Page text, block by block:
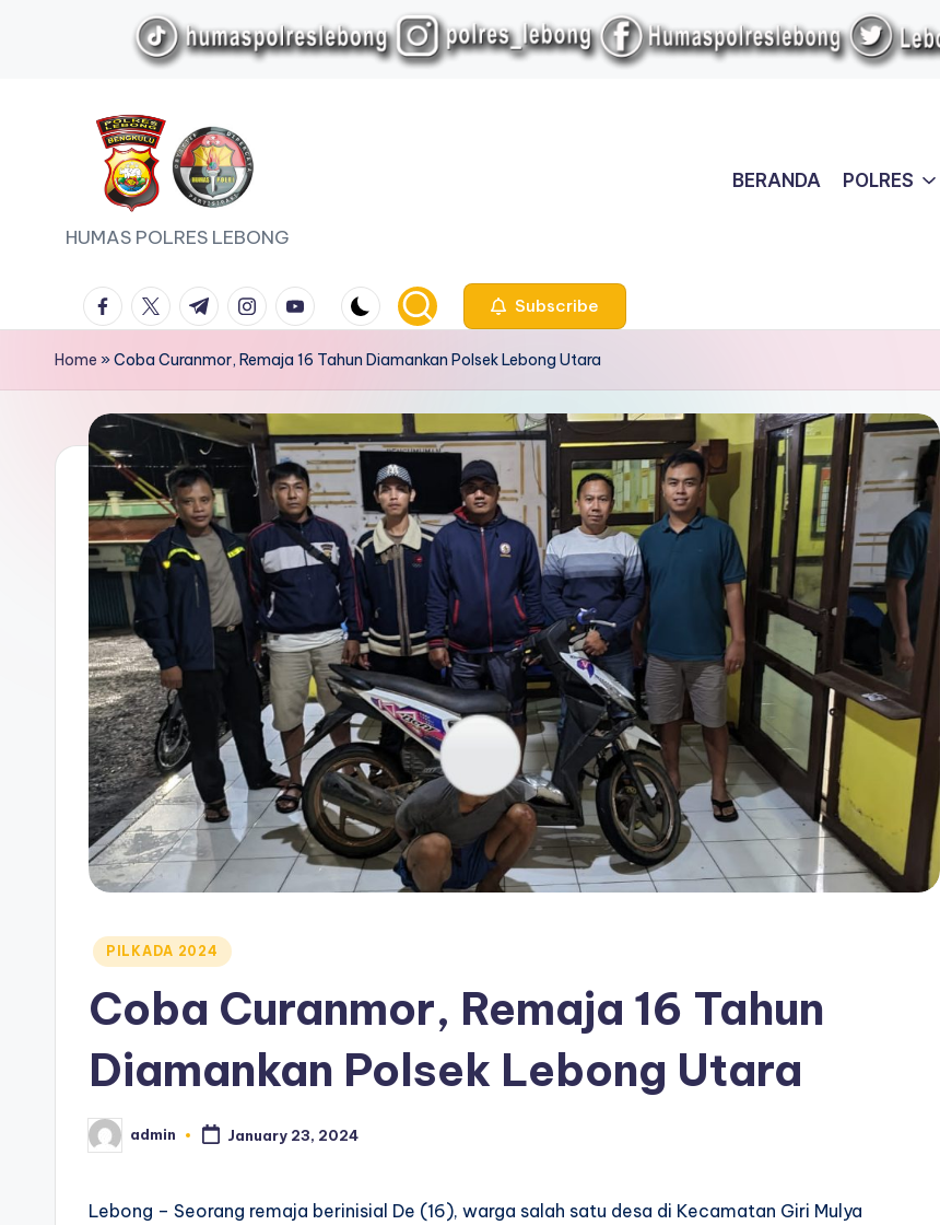
HUMAS POLRES LEBONG
BERANDA POLRES
facebook.com
twitter.com
t.me instagram.com
youtube.com Subscribe
Home »Coba Curanmor, Remaja 16 Tahun Diamankan Polsek Lebong Utara
Posted
PILKADA 2024
Coba Curanmor, Remaja 16 Tahun
Diamankan Polsek Lebong Utara
Posted
by
admin January 23, 2024
Lebong – Seorang remaja berinisial De (16), warga salah satu desa di Kecamatan Giri Mulya